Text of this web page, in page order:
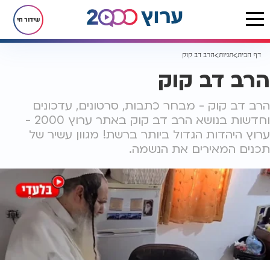
שידור חי
דף הבית תגיות הרב דב קוק
הרב דב קוק
הרב דב קוק - מבחר כתבות, סרטונים, עדכונים
וחדשות בנושא הרב דב קוק באתר ערוץ 2000 -
ערוץ היהדות הגדול ביותר ברשת! מגוון עשיר של
תכנים המאירים את הנשמה.